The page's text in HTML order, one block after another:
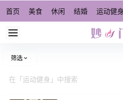
首页 美食 休闲 结婚 运动健身
筛选